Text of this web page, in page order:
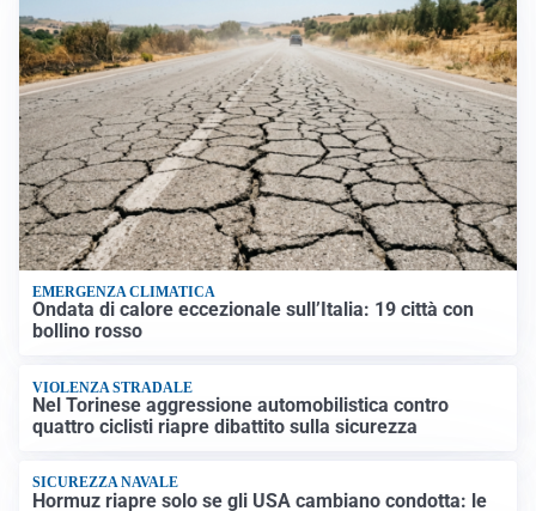
EMERGENZA CLIMATICA
Ondata di calore eccezionale sull’Italia: 19 città con
bollino rosso
VIOLENZA STRADALE
Nel Torinese aggressione automobilistica contro
quattro ciclisti riapre dibattito sulla sicurezza
SICUREZZA NAVALE
Hormuz riapre solo se gli USA cambiano condotta: le